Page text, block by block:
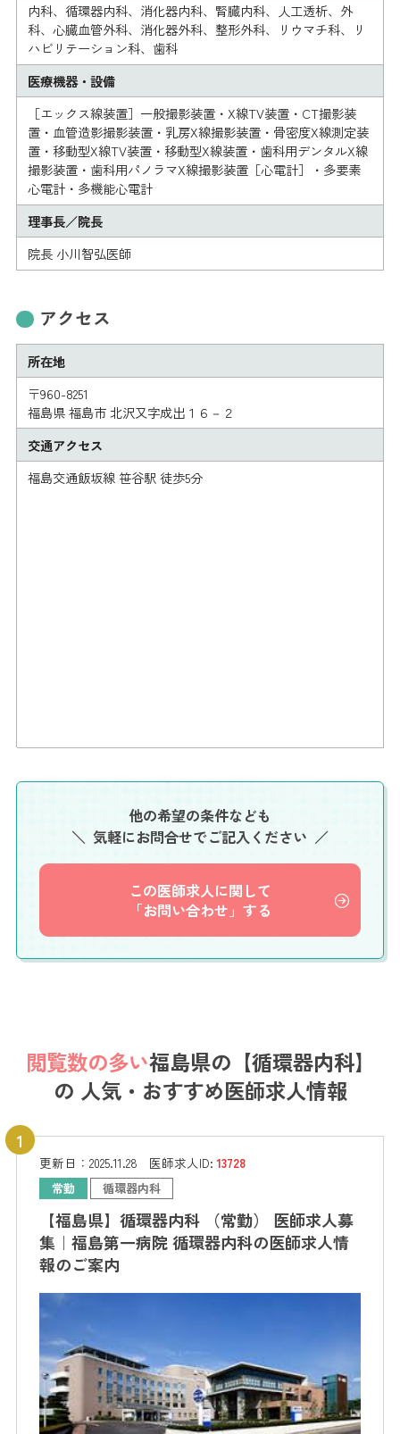
内科、循環器内科、消化器内科、腎臓内科、人工透析、外
科、心臓血管外科、消化器外科、整形外科、リウマチ科、リ
ハビリテーション科、歯科
医療機器・設備
［エックス線装置］一般撮影装置・X線TV装置・CT撮影装
置・血管造影撮影装置・乳房X線撮影装置・骨密度X線測定装
置・移動型X線TV装置・移動型X線装置・歯科用デンタルX線
撮影装置・歯科用パノラマX線撮影装置［心電計］・多要素
心電計・多機能心電計
理事長／院長
院長 小川智弘医師
アクセス
所在地
〒960-8251
福島県 福島市 北沢又字成出１６－２
交通アクセス
福島交通飯坂線 笹谷駅 徒歩5分
他の希望の条件なども
気軽にお問合せでご記入ください
この医師求人に関して
「お問い合わせ」する
閲覧数の多い福島県の【循環器内科】
の 人気・おすすめ医師求人情報
更新日： 2025.11.28 医師求人ID:13728
常勤 循環器内科
【福島県】循環器内科 （常勤） 医師求人募
集｜福島第一病院 循環器内科の医師求人情
報のご案内